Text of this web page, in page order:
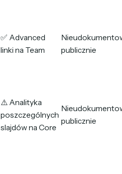
✅ Advanced
linki na Team
publicznie
⚠️ Analityka
poszczególnych
slajdów na Core
publicznie